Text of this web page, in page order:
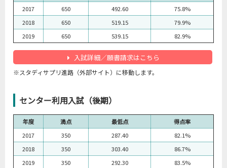
2017
650 492.60
75.8%
2018
650 519.15
79.9%
2019
650 539.15 82.9%
入試詳細／願書請求はこちら
※スタディサプリ進路（外部サイト）に移動します。
センター利用入試（後期）
年度 満点 最低点
得点率
2017
350 287.40
82.1%
2018
350 303.40
86.7%
2019
350 292.30 83.5%